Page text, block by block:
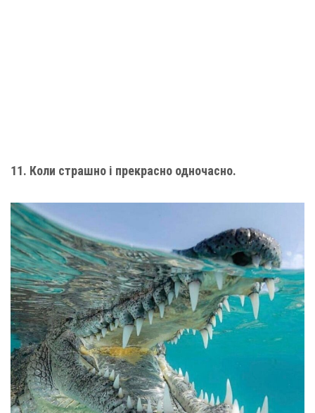
11. Коли страшно і прекрасно одночасно.